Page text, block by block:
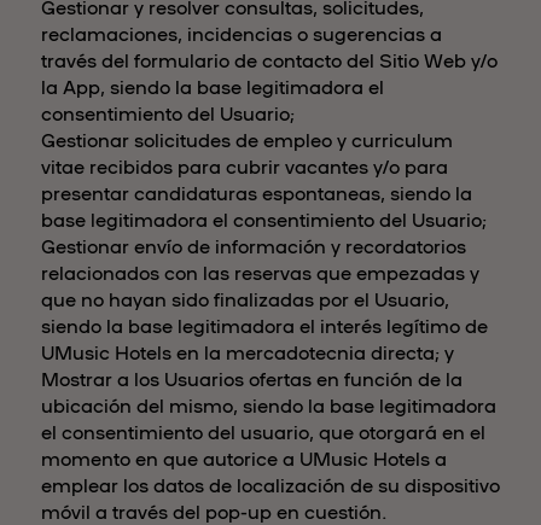
Gestionar y resolver consultas, solicitudes,
reclamaciones, incidencias o sugerencias a
través del formulario de contacto del Sitio Web y/o
la App, siendo la base legitimadora el
consentimiento del Usuario;
Gestionar solicitudes de empleo y curriculum
vitae recibidos para cubrir vacantes y/o para
presentar candidaturas espontaneas, siendo la
base legitimadora el consentimiento del Usuario;
Gestionar envío de información y recordatorios
relacionados con las reservas que empezadas y
que no hayan sido finalizadas por el Usuario,
siendo la base legitimadora el interés legítimo de
UMusic Hotels en la mercadotecnia directa; y
Mostrar a los Usuarios ofertas en función de la
ubicación del mismo, siendo la base legitimadora
el consentimiento del usuario, que otorgará en el
momento en que autorice a UMusic Hotels a
emplear los datos de localización de su dispositivo
móvil a través del pop-up en cuestión.